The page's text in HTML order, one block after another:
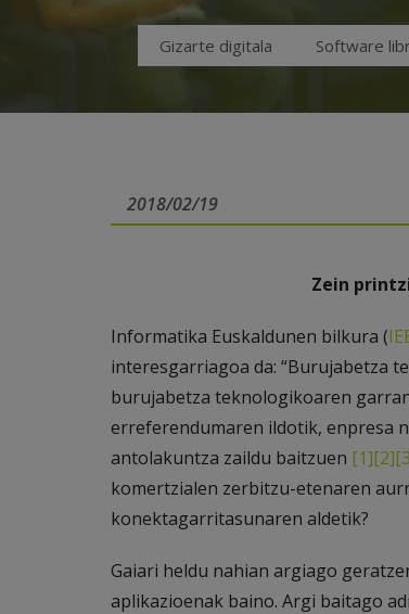
Gizarte digitala Software
2018/02/19
Zein
Informatika Euskaldunen bilkura (
interesgarriagoa da: “Burujabetza
burujabetza teknologikoaren
erreferendumaren ildotik, enpresa
antolakuntza zaildu baitzuen [1][2]
komertzialen zerbitzu-etenaren
konektagarritasunaren aldetik?
Gaiari heldu nahian argiago
aplikazioenak baino. Argi baitago